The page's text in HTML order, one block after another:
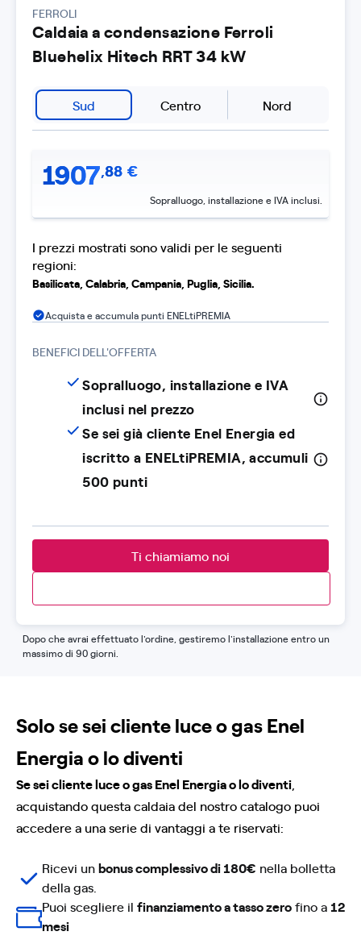
FERROLI
Caldaia a condensazione Ferroli
Bluehelix Hitech RRT 34 kW
Sud Centro Nord
1907,88 €
Sopralluogo, installazione e IVA inclusi.
I prezzi mostrati sono validi per le seguenti
regioni:
Basilicata, Calabria, Campania, Puglia, Sicilia.
Acquista e accumula punti ENELtiPREMIA
BENEFICI DELL'OFFERTA
Sopralluogo, installazione e IVA
inclusi nel prezzo
Se sei già cliente Enel Energia ed
iscritto a ENELtiPREMIA, accumuli
500 punti
Ti chiamiamo noi
Dopo che avrai effettuato l'ordine, gestiremo l'installazione entro un
massimo di 90 giorni.
Solo se sei cliente luce o gas Enel
Energia o lo diventi
Se sei cliente luce o gas Enel Energia o lo diventi
acquistando questa caldaia del nostro catalogo puoi
accedere a una serie di vantaggi a te riservati:
Ricevi unbonus complessivo di 180€ nella bolletta
della gas.
Puoi scegliere il finanziamento a tasso zerofino a 12
mesi